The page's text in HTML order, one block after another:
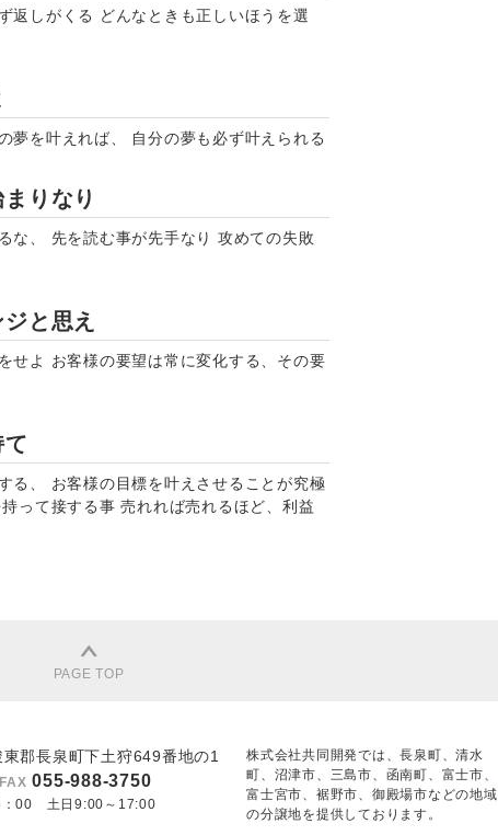
返しがくる どんなときも正しいほうを選
夢を叶えれば、 自分の夢も必ず叶えられる
りなり
な、 先を読む事が先手なり 攻めての失敗
と思え
せよ お客様の要望は常に変化する、その要
る、 お客様の目標を叶えさせることが究極
って接する事 売れれば売れるほど、利益
PAGE TOP
郡長泉町下土狩649番地の1
FAX 055-988-3750
：00 土日9:00～17:00
株式会社共同開発では、長泉町、清水
町、沼津市、三島市、函南町、富士市、
富士宮市、裾野市、御殿場市などの地域
の分譲地を提供しております。